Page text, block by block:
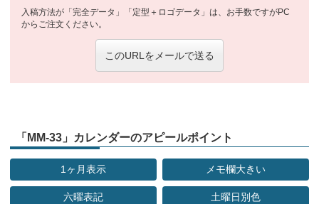
入稿方法が「完全データ」「定型＋ロゴデータ」は、お手数ですがPC
からご注文ください。
このURLをメールで送る
「MM-33」カレンダーのアピールポイント
1ヶ月表示 メモ欄大きい
六曜表記 土曜日別色